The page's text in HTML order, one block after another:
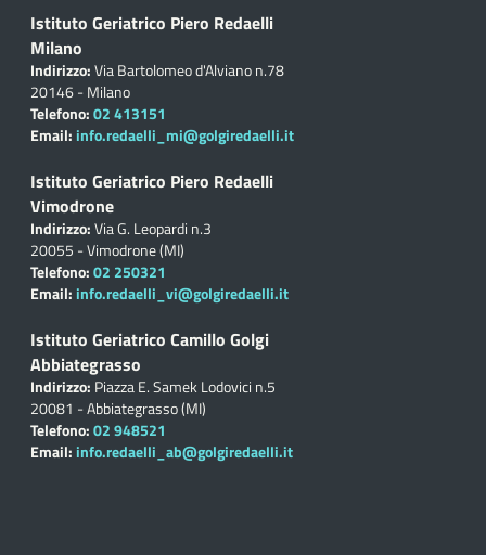
Istituto Geriatrico Piero Redaelli
Milano
Indirizzo:Via Bartolomeo d'Alviano n.78
20146 - Milano
Telefono:02 413151
Email: info.redaelli_mi@golgiredaelli.it
Istituto Geriatrico Piero Redaelli
Vimodrone
Indirizzo:Via G. Leopardi n.3
20055 - Vimodrone (MI)
Telefono:02 250321
Email: info.redaelli_vi@golgiredaelli.it
Istituto Geriatrico Camillo Golgi
Abbiategrasso
Indirizzo: Piazza E. Samek Lodovici n.5
20081 - Abbiategrasso (MI)
Telefono:02 948521
Email: info.redaelli_ab@golgiredaelli.it